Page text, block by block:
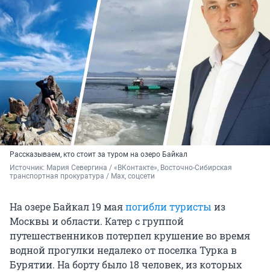
Рассказываем, кто стоит за туром на озеро Байкал
Источник: Мария Севергина / «ВКонтакте», Восточно-Сибирская
транспортная прокуратура / Maх, соцсети
На озере Байкал 19 маяпогибли туристы из
Москвы и области. Катер с группой
путешественников потерпел крушение во время
водной прогулки недалеко от поселка Турка в
Бурятии. На борту было 18 человек, из которых